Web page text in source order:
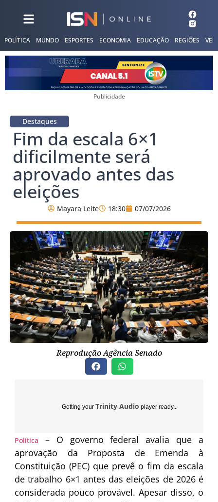
POLÍTICA MUNDO ESPORTES ECONOMIA EDUCAÇÃO REGIÕES
Publicidade
Destaques
Fim da escala 6×1
dificilmente será
aprovado antes das
eleições
Mayara Leite 18:30 07/07/2026
Reprodução Agência Senado
Getting your Trinity Audio player ready...
Política
– O governo federal avalia que a
aprovação da Proposta de Emenda à
Constituição (PEC) que prevê o fim da escala
de trabalho 6×1 antes das eleições de 2026 é
considerada pouco provável. Apesar disso, o